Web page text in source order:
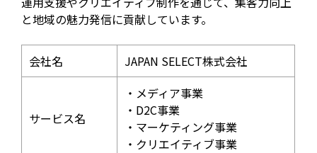
と地域の魅力発信に貢献しています。
会社名 JAPAN SELECT株式会社
サービス名
・メディア事業
・D2C事業
・マーケティング事業
・クリエイティブ事業